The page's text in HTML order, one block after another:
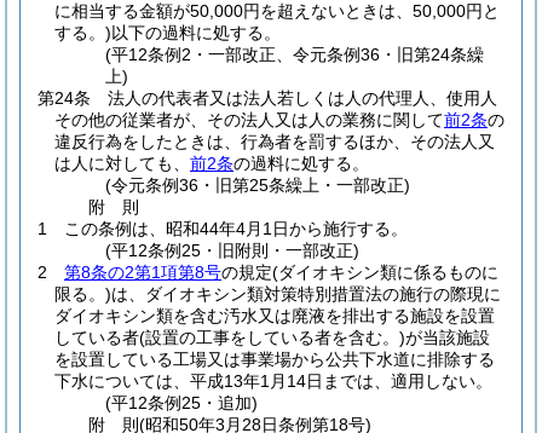
に相当する金額が50,000円を超えないときは、50,000円と
する。)以下の過料に処する。
(平12条例2・一部改正、令元条例36・旧第24条繰
上)
第24条
法人の代表者又は法人若しくは人の代理人、使用人
その他の従業者が、その法人又は人の業務に関して前2条の
違反行為をしたときは、行為者を罰するほか、その法人又
は人に対しても、 前2条の過料に処する。
(令元条例36・旧第25条繰上・一部改正)
附 則
1
この条例は、昭和44年4月1日から施行する。
(平12条例25・旧附則・一部改正)
2
第8条の2第1項第8号の規定(ダイオキシン類に係るものに
限る。)は、ダイオキシン類対策特別措置法の施行の際現に
ダイオキシン類を含む汚水又は廃液を排出する施設を設置
している者(設置の工事をしている者を含む。)が当該施設
を設置している工場又は事業場から公共下水道に排除する
下水については、平成13年1月14日までは、適用しない。
(平12条例25・追加)
附 則(昭和50年3月28日条例第18号)